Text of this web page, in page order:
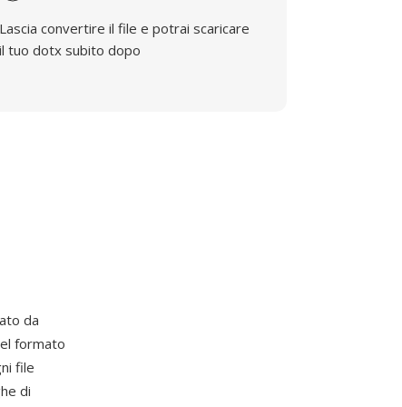
Lascia convertire il file e potrai scaricare
il tuo dotx subito dopo
da
formato
file
di